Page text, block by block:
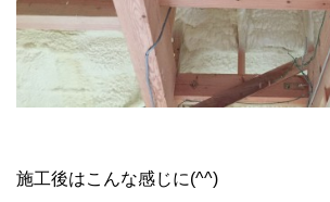
施工後はこんな感じに(^^)